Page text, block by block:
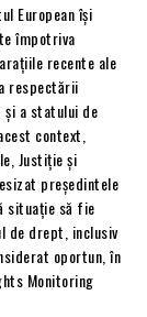
European își
împotriva
recente ale
respectării
a statului de
context,
Justiție și
președintele
situație să fie
de drept, inclusiv
oportun, în
Monitoring